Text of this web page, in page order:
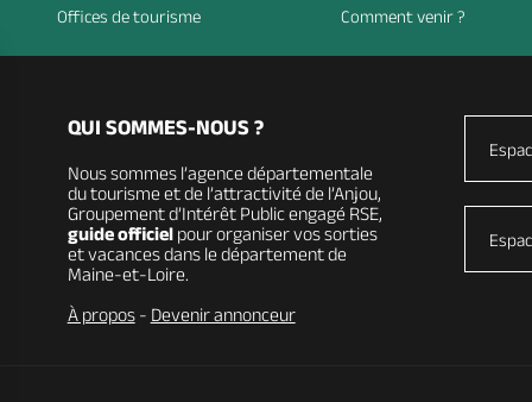
Offices de tourisme Comment venir ?
QUI SOMMES-NOUS ?
Nous sommes l’agence départementale
du tourisme et de l’attractivité de l’Anjou,
Groupement d’Intérêt Public engagé RSE,
guide officielpour organiser vos sorties
et vacances dans le département de
Maine-et-Loire.
À propos- Devenir annonceur